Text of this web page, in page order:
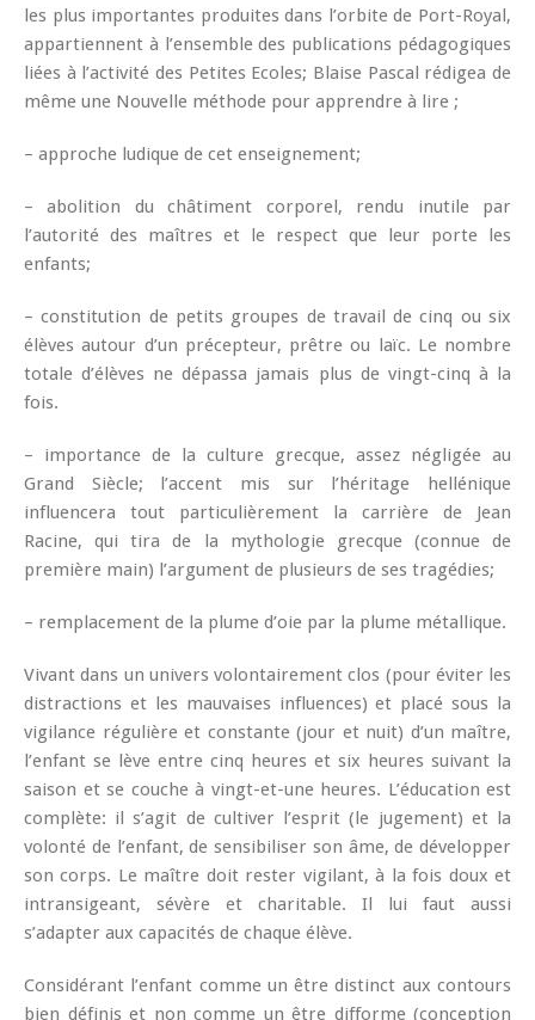
les plus importantes produites dans l’orbite de Port-Royal,
appartiennent à l’ensemble des publications pédagogiques
liées à l’activité des Petites Ecoles; Blaise Pascal rédigea de
même une Nouvelle méthode pour apprendre à lire ;
– approche ludique de cet enseignement;
– abolition du châtiment corporel, rendu inutile par
l’autorité des maîtres et le respect que leur porte les
enfants;
– constitution de petits groupes de travail de cinq ou six
élèves autour d’un précepteur, prêtre ou laïc. Le nombre
totale d’élèves ne dépassa jamais plus de vingt-cinq à la
fois.
– importance de la culture grecque, assez négligée au
Grand Siècle; l’accent mis sur l’héritage hellénique
influencera tout particulièrement la carrière de Jean
Racine, qui tira de la mythologie grecque (connue de
première main) l’argument de plusieurs de ses tragédies;
– remplacement de la plume d’oie par la plume métallique.
Vivant dans un univers volontairement clos (pour éviter les
distractions et les mauvaises influences) et placé sous la
vigilance régulière et constante (jour et nuit) d’un maître,
l’enfant se lève entre cinq heures et six heures suivant la
saison et se couche à vingt-et-une heures. L’éducation est
complète: il s’agit de cultiver l’esprit (le jugement) et la
volonté de l’enfant, de sensibiliser son âme, de développer
son corps. Le maître doit rester vigilant, à la fois doux et
intransigeant, sévère et charitable. Il lui faut aussi
s’adapter aux capacités de chaque élève.
Considérant l’enfant comme un être distinct aux contours
bien définis et non comme un être difforme (conception